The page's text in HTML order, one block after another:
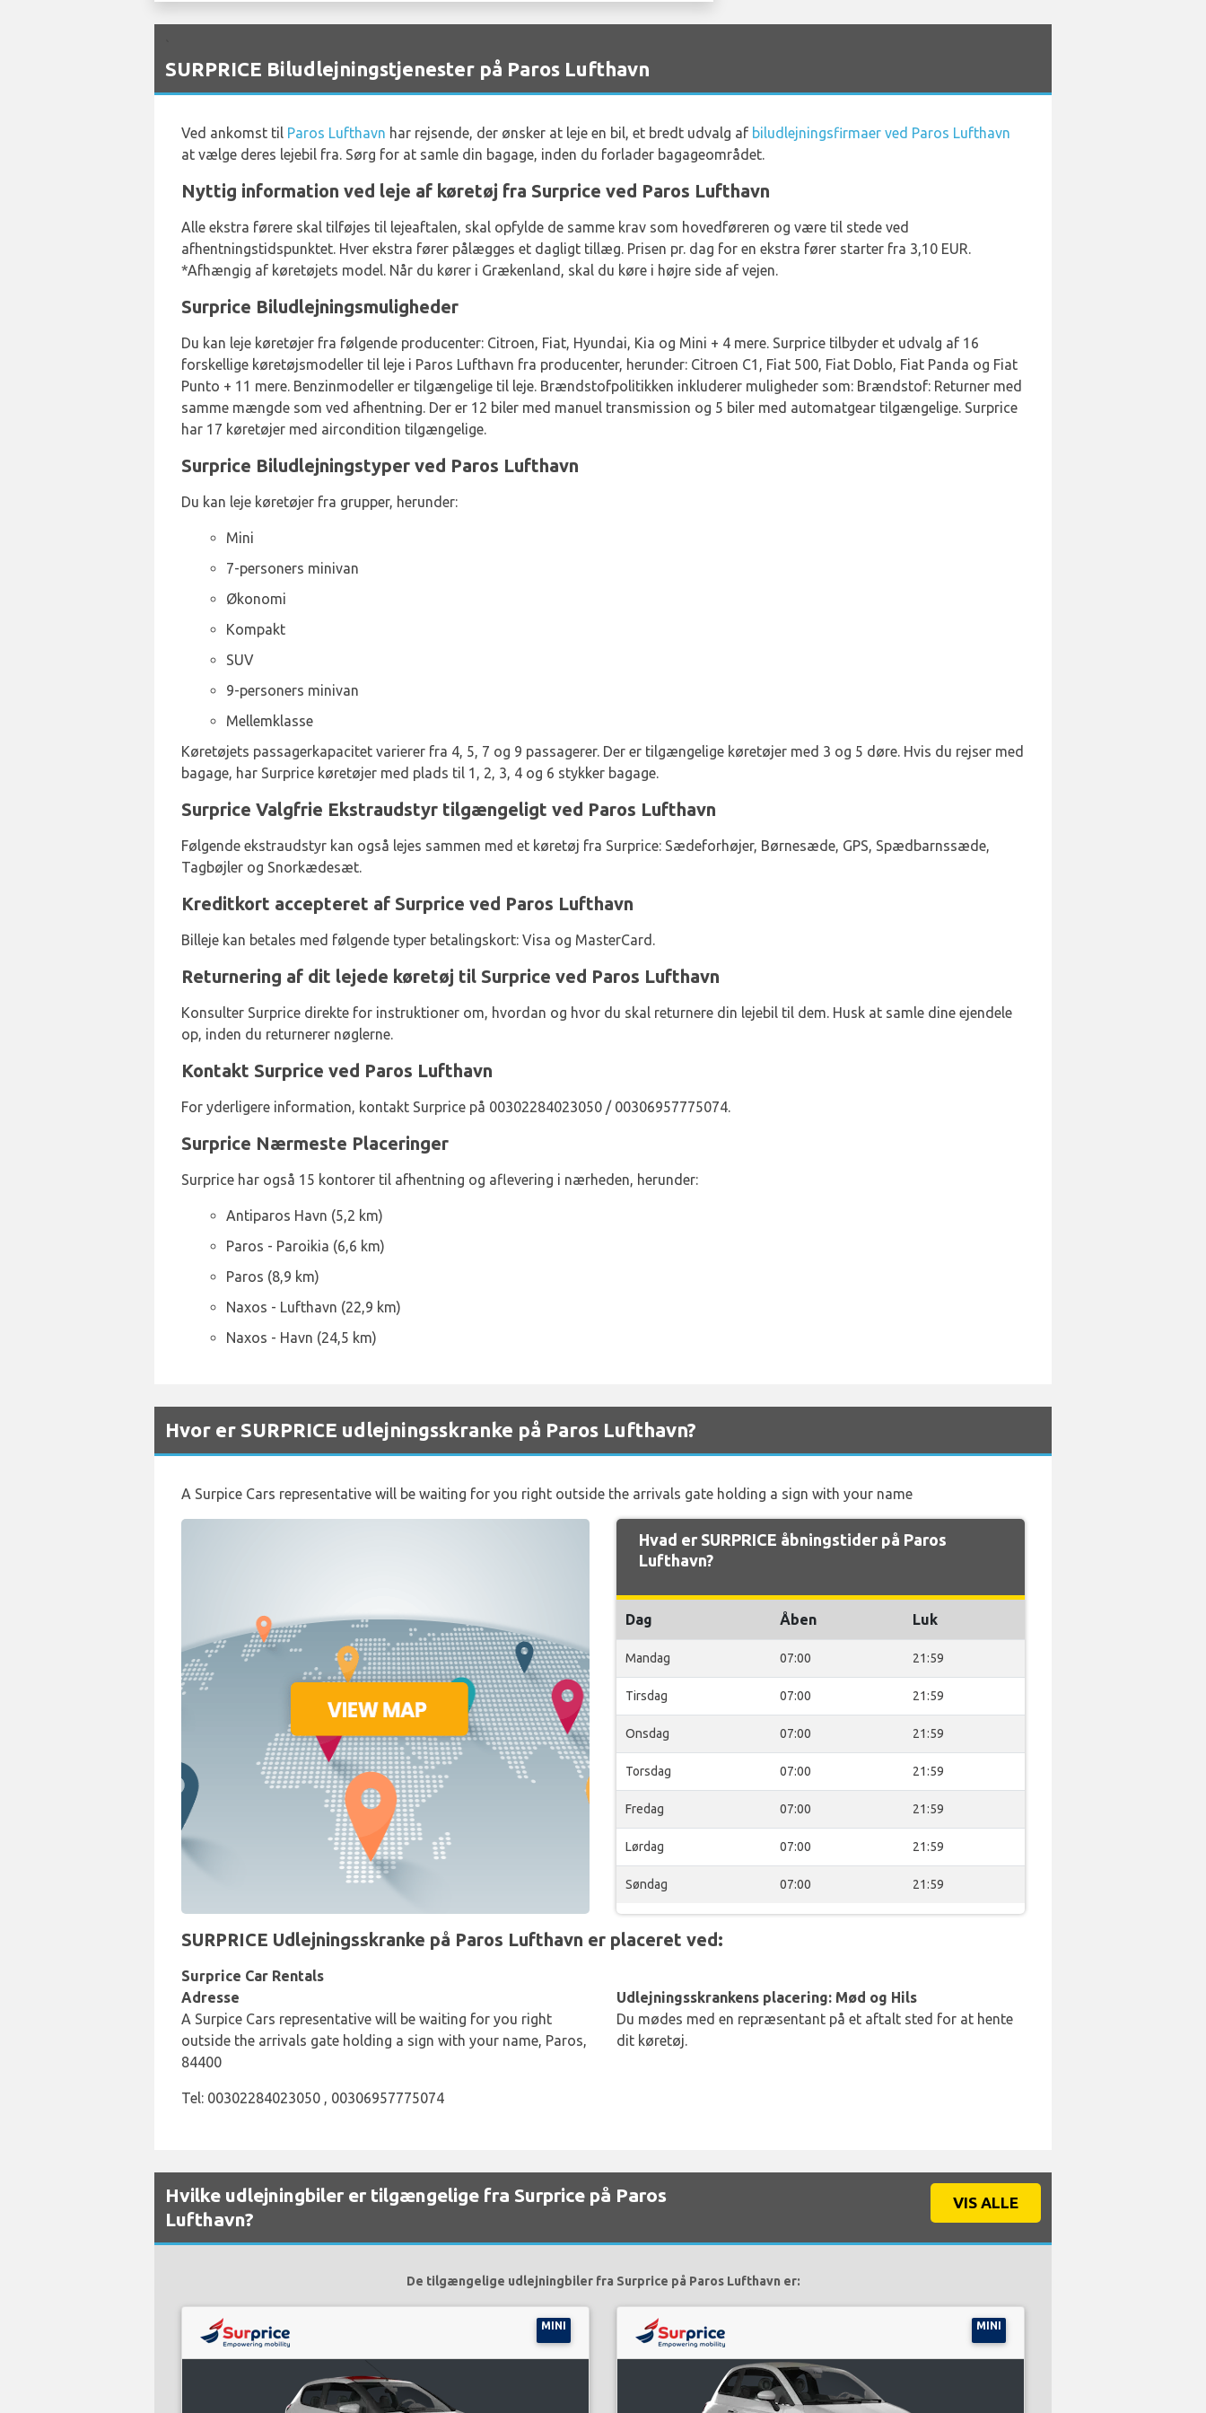
SURPRICE Biludlejningstjenester på Paros Lufthavn
Ved ankomst til Paros Lufthavn har rejsende, der ønsker at leje en bil, et bredt udvalg af biludlejningsfirmaer ved Paros Lufthavn
at vælge deres lejebil fra. Sørg for at samle din bagage, inden du forlader bagageområdet.
Nyttig information ved leje af køretøj fra Surprice ved Paros Lufthavn
Alle ekstra førere skal tilføjes til lejeaftalen, skal opfylde de samme krav som hovedføreren og være til stede ved
afhentningstidspunktet. Hver ekstra fører pålægges et dagligt tillæg. Prisen pr. dag for en ekstra fører starter fra 3,10 EUR.
*Afhængig af køretøjets model. Når du kører i Grækenland, skal du køre i højre side af vejen.
Surprice Biludlejningsmuligheder
Du kan leje køretøjer fra følgende producenter: Citroen, Fiat, Hyundai, Kia og Mini + 4 mere. Surprice tilbyder et udvalg af 16
forskellige køretøjsmodeller til leje i Paros Lufthavn fra producenter, herunder: Citroen C1, Fiat 500, Fiat Doblo, Fiat Panda og Fiat
Punto + 11 mere. Benzinmodeller er tilgængelige til leje. Brændstofpolitikken inkluderer muligheder som: Brændstof: Returner med
samme mængde som ved afhentning. Der er 12 biler med manuel transmission og 5 biler med automatgear tilgængelige. Surprice
har 17 køretøjer med aircondition tilgængelige.
Surprice Biludlejningstyper ved Paros Lufthavn
Du kan leje køretøjer fra grupper, herunder:
Mini
7-personers minivan
Økonomi
Kompakt
SUV
9-personers minivan
Mellemklasse
Køretøjets passagerkapacitet varierer fra 4, 5, 7 og 9 passagerer. Der er tilgængelige køretøjer med 3 og 5 døre. Hvis du rejser med
bagage, har Surprice køretøjer med plads til 1, 2, 3, 4 og 6 stykker bagage.
Surprice Valgfrie Ekstraudstyr tilgængeligt ved Paros Lufthavn
Følgende ekstraudstyr kan også lejes sammen med et køretøj fra Surprice: Sædeforhøjer, Børnesæde, GPS, Spædbarnssæde,
Tagbøjler og Snorkædesæt.
Kreditkort accepteret af Surprice ved Paros Lufthavn
Billeje kan betales med følgende typer betalingskort: Visa og MasterCard.
Returnering af dit lejede køretøj til Surprice ved Paros Lufthavn
Konsulter Surprice direkte for instruktioner om, hvordan og hvor du skal returnere din lejebil til dem. Husk at samle dine ejendele
op, inden du returnerer nøglerne.
Kontakt Surprice ved Paros Lufthavn
For yderligere information, kontakt Surprice på 00302284023050 / 00306957775074.
Surprice Nærmeste Placeringer
Surprice har også 15 kontorer til afhentning og aflevering i nærheden, herunder:
Antiparos Havn (5,2 km)
Paros - Paroikia (6,6 km)
Paros (8,9 km)
Naxos - Lufthavn (22,9 km)
Naxos - Havn (24,5 km)
Hvor er SURPRICE udlejningsskranke på Paros Lufthavn?
A Surpice Cars representative will be waiting for you right outside the arrivals gate holding a sign with your name
Hvad er SURPRICE åbningstider på Paros
Lufthavn?
Dag Åben Luk
Mandag 07:00 21:59
Tirsdag 07:00 21:59
Onsdag 07:00 21:59
Torsdag 07:00 21:59
Fredag 07:00 21:59
Lørdag 07:00 21:59
Søndag 07:00 21:59
SURPRICE Udlejningsskranke på Paros Lufthavn er placeret ved:
Surprice Car Rentals
Adresse
A Surpice Cars representative will be waiting for you right
outside the arrivals gate holding a sign with your name, Paros,
84400
Tel: 00302284023050 , 00306957775074
Udlejningsskrankens placering: Mød og Hils
Du mødes med en repræsentant på et aftalt sted for at hente
dit køretøj.
Hvilke udlejningbiler er tilgængelige fra Surprice på Paros
Lufthavn?
VIS ALLE
De tilgængelige udlejningbiler fra Surprice på Paros Lufthavn er:
MINI MINI